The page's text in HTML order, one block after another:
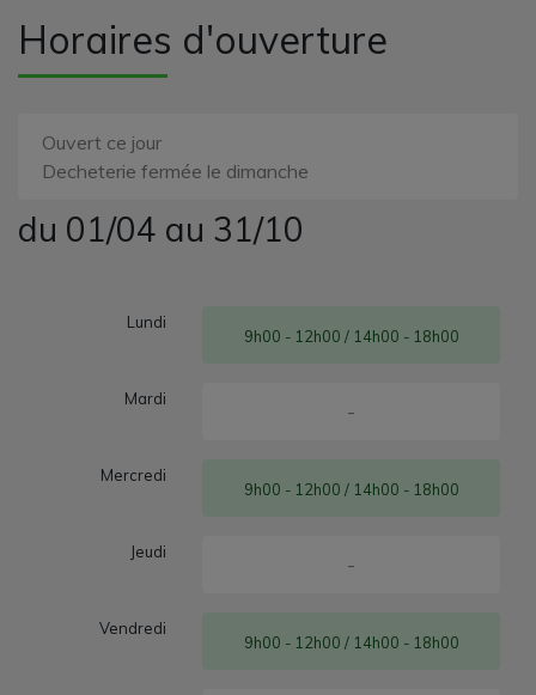
Horaires d'ouverture
Ouvert ce jour
Decheterie fermée le dimanche
du 01/04 au 31/10
Lundi
9h00 - 12h00 / 14h00 - 18h00
Mardi
-
Mercredi
9h00 - 12h00 / 14h00 - 18h00
Jeudi
-
Vendredi
9h00 - 12h00 / 14h00 - 18h00